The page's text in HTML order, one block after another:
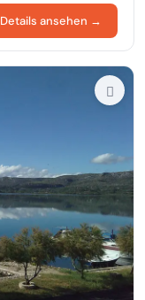
Details ansehen →